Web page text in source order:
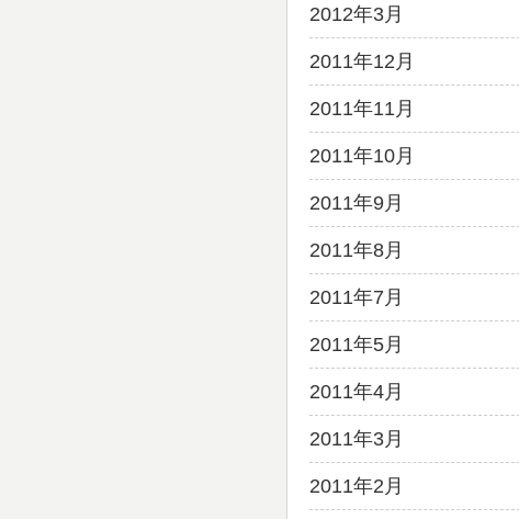
2012年3月
2011年12月
2011年11月
2011年10月
2011年9月
2011年8月
2011年7月
2011年5月
2011年4月
2011年3月
2011年2月